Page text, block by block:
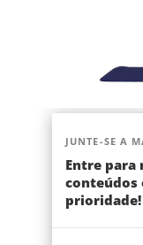
JUNTE-SE A
Entre para
conteúdos
prioridade!